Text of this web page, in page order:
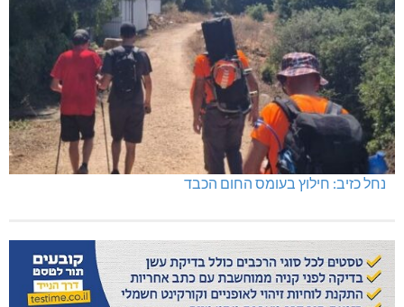
נחל כזיב: חילוץ בעומס החום הכבד